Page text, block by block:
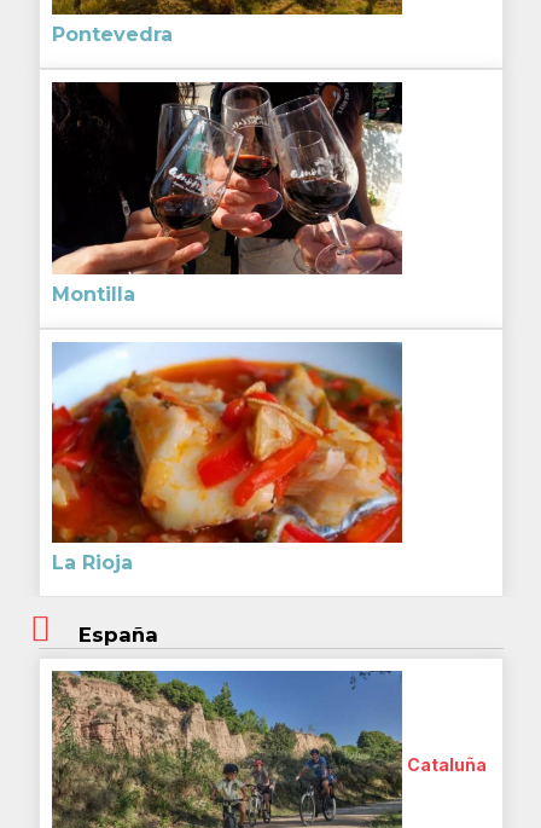
Pontevedra
Montilla
La Rioja
España
Cataluña